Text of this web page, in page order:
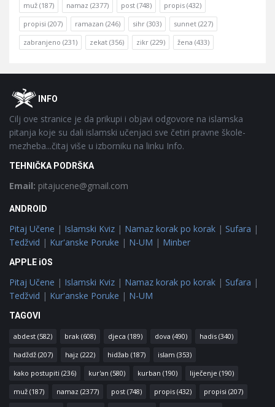
muž (187) namaz (2377) post (748) propis (432)
propisi (207) ramazan (246) sihr (303) sunnet (227)
zabranjeno (231) zekat (356) zikr (229) žena (433)
FooterOINFO
Cilj ove stranice je da prikupi i objavi odgovore na islamska
pitanja koje su dali islamski učenjaci sve četiri pravne škole-
mezheba...čitaj više u izborniku na linku Info.
TEHNIČKA PODRŠKA
Email: pitajucene@gmail.com
ANDROID
Pitaj Učene | Islamski Kviz | Namaz korak po korak | Sufara |
Tedžvid | Kur'anske Poruke | N-UM | Minber
APPLE iOS
Pitaj Učene | Islamski Kviz | Namaz korak po korak | Sufara |
Tedžvid | Kur'anske Poruke | N-UM
TAGOVI
abdest (582) brak (608) djeca (189) dova (490) hadis (340)
hadždž (207) hajz (222) hidžab (187) islam (353)
kako postupiti (236) kur'an (580) kurban (190) liječenje (190)
muž (187) namaz (2377) post (748) propis (432) propisi (207)